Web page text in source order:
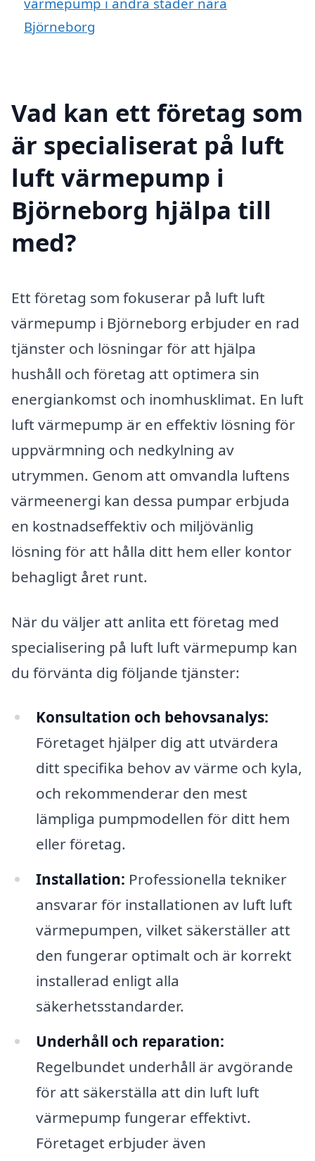
Björneborg
Vad kan ett företag som
är specialiserat på luft
luft värmepump i
Björneborg hjälpa till
med?
Ett företag som fokuserar på luft luft
värmepump i Björneborg erbjuder en rad
tjänster och lösningar för att hjälpa
hushåll och företag att optimera sin
energiankomst och inomhusklimat. En luft
luft värmepump är en effektiv lösning för
uppvärmning och nedkylning av
utrymmen. Genom att omvandla luftens
värmeenergi kan dessa pumpar erbjuda
en kostnadseffektiv och miljövänlig
lösning för att hålla ditt hem eller kontor
behagligt året runt.
När du väljer att anlita ett företag med
specialisering på luft luft värmepump kan
du förvänta dig följande tjänster:
Konsultation och behovsanalys:
Företaget hjälper dig att utvärdera
ditt specifika behov av värme och kyla,
och rekommenderar den mest
lämpliga pumpmodellen för ditt hem
eller företag.
Installation: Professionella tekniker
ansvarar för installationen av luft luft
värmepumpen, vilket säkerställer att
den fungerar optimalt och är korrekt
installerad enligt alla
säkerhetsstandarder.
Underhåll och reparation:
Regelbundet underhåll är avgörande
för att säkerställa att din luft luft
värmepump fungerar effektivt.
Företaget erbjuder även